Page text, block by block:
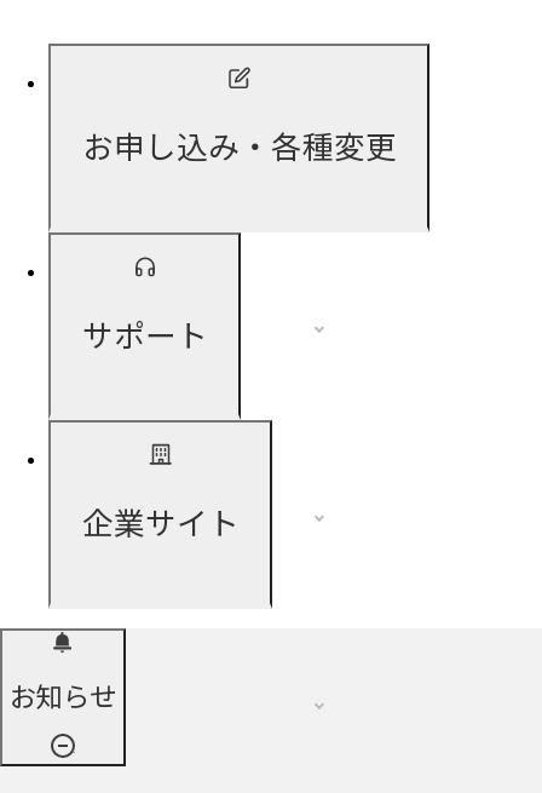
お申し込み・各種変更
サポート
企業サイト
お知らせ